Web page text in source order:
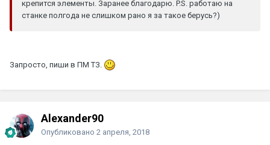
крепится элементы. Заранее благодарю. P.S. работаю на
станке полгода не слишком рано я за такое берусь?)
Запросто, пиши в ПМ ТЗ.
Alexander90
Опубликовано 2 апреля, 2018